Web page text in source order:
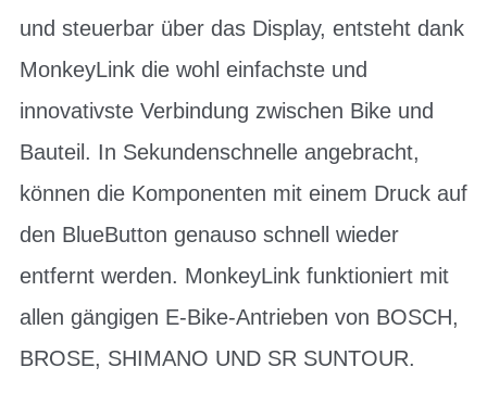
und steuerbar über das Display, entsteht dank
MonkeyLink die wohl einfachste und
innovativste Verbindung zwischen Bike und
Bauteil. In Sekundenschnelle angebracht,
können die Komponenten mit einem Druck auf
den BlueButton genauso schnell wieder
entfernt werden. MonkeyLink funktioniert mit
allen gängigen E-Bike-Antrieben von BOSCH,
BROSE, SHIMANO UND SR SUNTOUR.